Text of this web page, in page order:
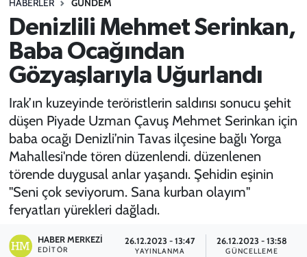
HABERLER GÜNDEM
Denizlili Mehmet Serinkan,
Baba Ocağından
Gözyaşlarıyla Uğurlandı
Irak’ın kuzeyinde teröristlerin saldırısı sonucu şehit
düşen Piyade Uzman Çavuş Mehmet Serinkan için
baba ocağı Denizli’nin Tavas ilçesine bağlı Yorga
Mahallesi'nde tören düzenlendi. düzenlenen
törende duygusal anlar yaşandı. Şehidin eşinin
"Seni çok seviyorum. Sana kurban olayım"
feryatları yürekleri dağladı.
HABER MERKEZI
EDITÖR
26.12.2023 - 13:47
YAYINLANMA
26.12.2023 - 13:58
GÜNCELLEME
SPOR
TEKNOLOJİ
YAŞAM